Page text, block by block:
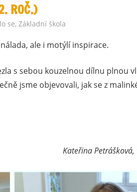
ROČ.)
se, Základní škola
ale i motýlí inspirace.
s sebou kouzelnou dílnu plnou
jsme objevovali, jak se z
Kateřina